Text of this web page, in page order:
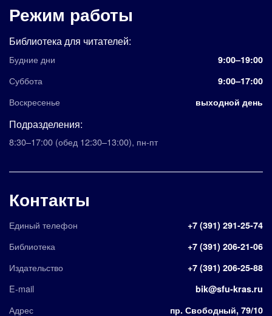
Режим работы
Библиотека для читателей:
Будние дни 9:00–19:00
Суббота 9:00–17:00
Воскресенье выходной день
Подразделения:
8:30–17:00 (обед 12:30–13:00), пн-пт
Контакты
Единый телефон +7 (391) 291-25-74
Библиотека +7 (391) 206-21-06
Издательство +7 (391) 206-25-88
E-mail bik@sfu-kras.ru
Адрес пр. Свободный, 79/10